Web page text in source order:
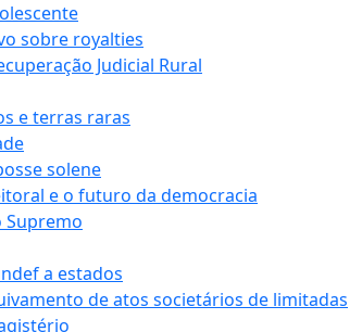
sobre royalties
Judicial Rural
e terras raras
solene
e o futuro da democracia
Supremo
a estados
de atos societários de limitadas